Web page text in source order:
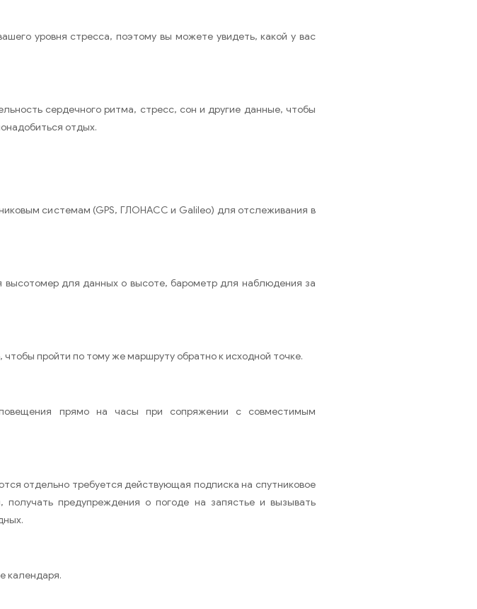
уровня стресса, поэтому вы можете увидеть, какой у вас
сердечного ритма, стресс, сон и другие данные, чтобы
отдых.
системам (GPS, ГЛОНАСС и Galileo) для отслеживания в
для данных о высоте, барометр для наблюдения за
пройти по тому же маршруту обратно к исходной точке.
прямо на часы при сопряжении с совместимым
отдельно требуется действующая подписка на спутниковое
предупреждения о погоде на запястье и вызывать
календаря.